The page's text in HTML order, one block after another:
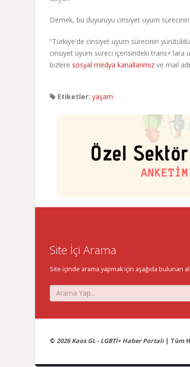
Dernek, bu duyuruyu cinsiyet uyum
“Türkiye'de cinsiyet uyum sürecinin
cinsiyet uyum süreci içerisindeki trans+'lara
bizlere sosyal medya kanallarımız ve mail
Etiketler: yaşam
Site İçi Arama
Site içinde arama yapmak için aşağıda bulunan
© 2026 Kaos GL - LGBTİ+ Haber Portalı| Tüm